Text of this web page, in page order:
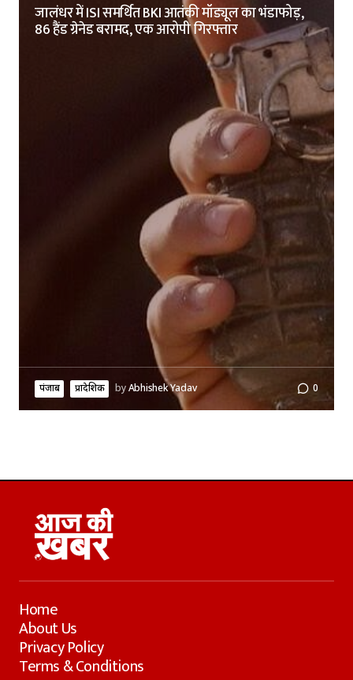
जालंधर में ISI समर्थित BKI आतंकी मॉड्यूल का भंडाफोड़,
86 हैंड ग्रेनेड बरामद, एक आरोपी गिरफ्तार
पंजाब प्रादेशिक byAbhishek Yadav 0
Home
About Us
Privacy Policy
Terms & Conditions